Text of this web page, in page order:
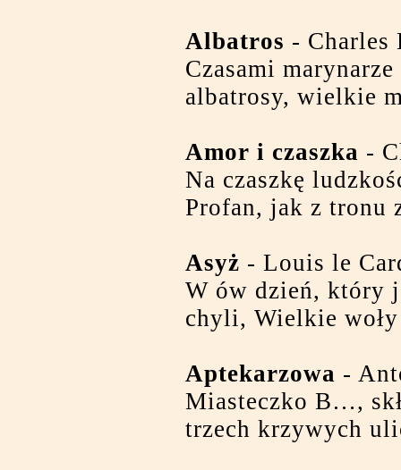
Albatros - Charles
Czasami
albatrosy, wielkie
Amor i czaszka -
Na czaszkę
Profan, jak z tronu
Asyż - Louis le
W ów dzień, który
chyli, Wielkie
Aptekarzowa -
Miasteczko B…,
trzech krzywych